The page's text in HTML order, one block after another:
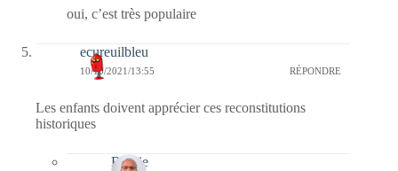
oui, c’est très populaire
ecureuilbleu
10/10/2021/13:55 RÉPONDRE
Les enfants doivent apprécier ces reconstitutions
historiques
Bernie